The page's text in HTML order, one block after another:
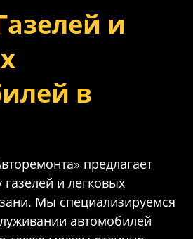
и
в
предлагает
и легковых
Мы специализируемся
автомобилей